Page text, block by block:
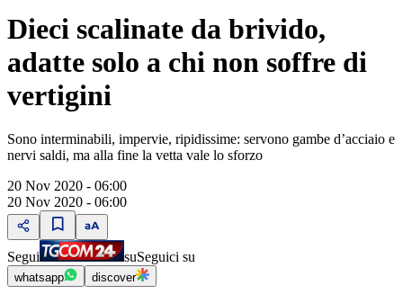
Dieci scalinate da brivido,
adatte solo a chi non soffre di
vertigini
Sono interminabili, impervie, ripidissime: servono gambe d’acciaio e
nervi saldi, ma alla fine la vetta vale lo sforzo
20 Nov 2020 - 06:00
20 Nov 2020 - 06:00
Segui suSeguici su
whatsapp discover